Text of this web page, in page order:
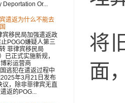
将
面
Deportation Or...
遣返为什么不能去
宾移民局加强遣返政
POGO嫌疑人第三
菲律宾移民局
）已正式实施新规，
彩运营商
逃犯在遣返过程中
年3月21日发布
，除非菲律宾无直
返的POG...